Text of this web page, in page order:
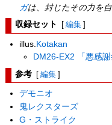
ガは、封じたその力を
収録セット [ 編集 ]
illus. Kotakan
DM26-EX2 「悪感謝
参考 [ 編集 ]
デモニオ
鬼レクスターズ
G・ストライク